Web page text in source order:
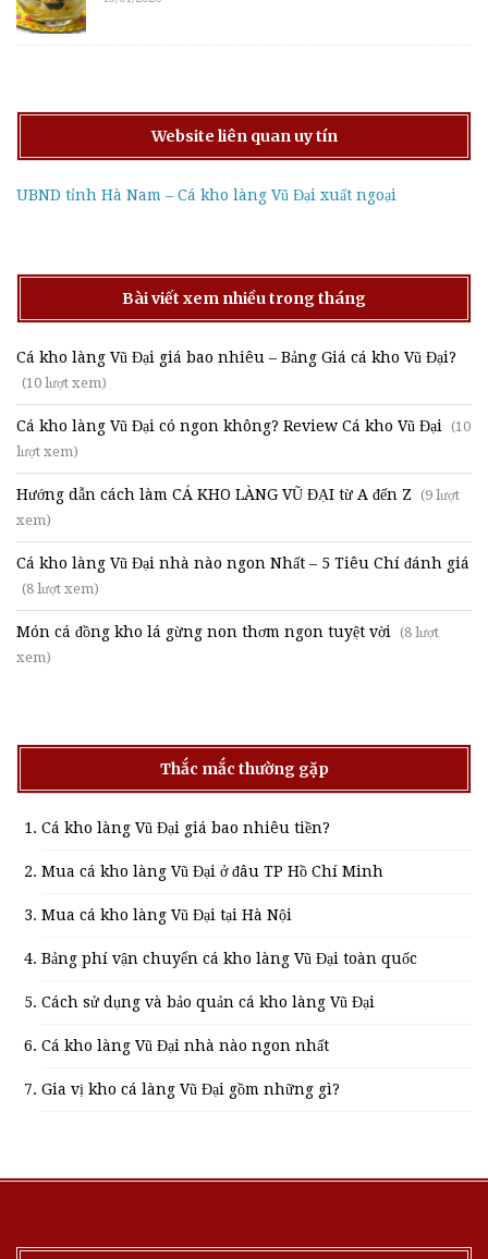
Website liên quan uy tín
UBND tỉnh Hà Nam – Cá kho làng Vũ Đại xuất ngoại
Bài viết xem nhiều trong tháng
Cá kho làng Vũ Đại giá bao nhiêu – Bảng Giá cá kho Vũ Đại?
(10 lượt xem)
Cá kho làng Vũ Đại có ngon không? Review Cá kho Vũ Đại (10
lượt xem)
Hướng dẫn cách làm CÁ KHO LÀNG VŨ ĐẠI từ A đến Z (9 lượt
xem)
Cá kho làng Vũ Đại nhà nào ngon Nhất – 5 Tiêu Chí đánh giá
(8 lượt xem)
Món cá đồng kho lá gừng non thơm ngon tuyệt vời (8 lượt
xem)
Thắc mắc thường gặp
Cá kho làng Vũ Đại giá bao nhiêu tiền?
Mua cá kho làng Vũ Đại ở đâu TP Hồ Chí Minh
Mua cá kho làng Vũ Đại tại Hà Nội
Bảng phí vận chuyển cá kho làng Vũ Đại toàn quốc
Cách sử dụng và bảo quản cá kho làng Vũ Đại
Cá kho làng Vũ Đại nhà nào ngon nhất
Gia vị kho cá làng Vũ Đại gồm những gì?